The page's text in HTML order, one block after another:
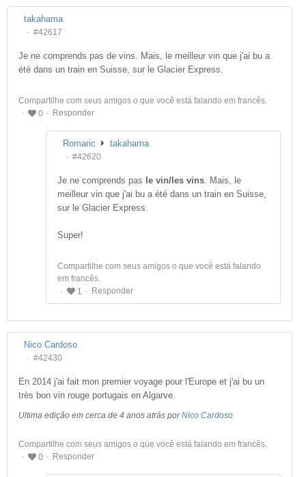
takahama
#42617
Je ne comprends pas de vins. Mais, le meilleur vin que j'ai bu a
été dans un train en Suisse, sur le Glacier Express.
Compartilhe com seus amigos o que você está falando em francês.
0
Responder
Romaric takahama
#42620
Je ne comprends pas le vin/les vins. Mais, le
meilleur vin que j'ai bu a été dans un train en Suisse,
sur le Glacier Express.
Super!
Compartilhe com seus amigos o que você está falando
em francês.
1
Responder
Nico Cardoso
#42430
En 2014 j'ai fait mon premier voyage pour l'Europe et j'ai bu un
très bon vin rouge portugais en Algarve.
Ultima edição em cerca de 4 anos atrás porNico Cardoso
Compartilhe com seus amigos o que você está falando em francês.
0
Responder